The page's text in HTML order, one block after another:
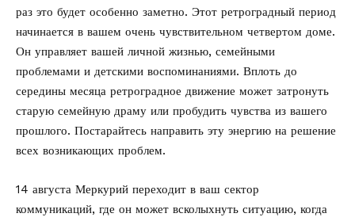
раз это будет особенно заметно. Этот ретроградный период
начинается в вашем очень чувствительном четвертом доме.
Он управляет вашей личной жизнью, семейными
проблемами и детскими воспоминаниями. Вплоть до
середины месяца ретроградное движение может затронуть
старую семейную драму или пробудить чувства из вашего
прошлого. Постарайтесь направить эту энергию на решение
всех возникающих проблем.
14 августа Меркурий переходит в ваш сектор
коммуникаций, где он может всколыхнуть ситуацию, когда